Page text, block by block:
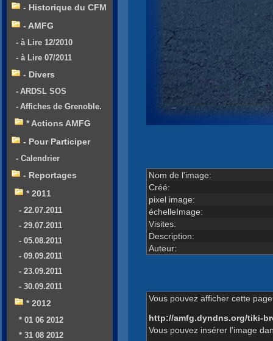
Nom de l'image:
Créé:
pixel image:
échelleImage:
Visites:
Description:
Auteur:
Vous pouvez afficher cette
http://amfg.dyndns.org/tiki-
Vous pouvez insérer l'image
- Historique du CFM
- AMFG
- à Lire 12/2010
- à Lire 07/2011
- Divers
- ARDSL SOS
- Affiches de Grenoble.
* Actions AMFG
- Pour Participer
- Calendrier
- Reportages
* 2011
- 22.07.2011
- 29.07.2011
- 05.08.2011
- 09.09.2011
- 23.09.2011
- 30.09.2011
* 2012
* 01 06 2012
* 31 08 2012